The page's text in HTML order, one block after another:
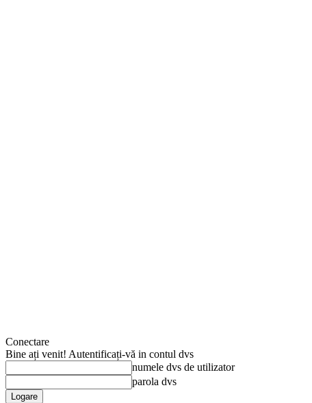
Conectare
Bine ați venit! Autentificați-vă in contul dvs
numele dvs de utilizator
parola dvs